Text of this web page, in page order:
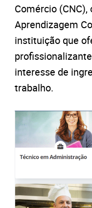
Comércio
Aprendizagem
instituição que
interesse de
trabalho.